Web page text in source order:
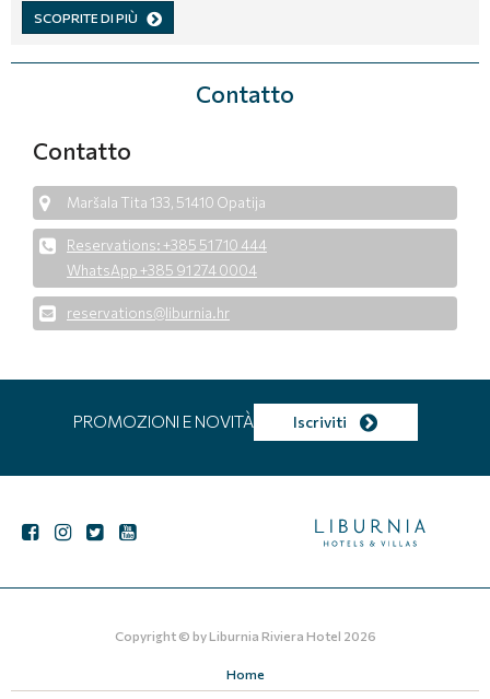
SCOPRITE DI PIÙ
Contatto
Contatto
Maršala Tita 133, 51410 Opatija
Reservations: +385 51 710 444
WhatsApp +385 91 274 0004
reservations@liburnia.hr
PROMOZIONI E NOVITÀ Iscriviti
Copyright © by Liburnia Riviera Hotel 2026
Home